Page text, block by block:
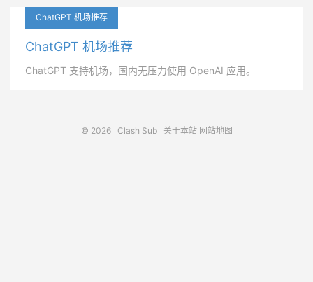
ChatGPT 机场推荐
ChatGPT 机场推荐
ChatGPT 支持机场，国内无压力使用 OpenAI 应用。
© 2026 Clash Sub 关于本站 网站地图